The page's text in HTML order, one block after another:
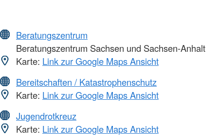
Beratungszentrum
Beratungszentrum Sachsen und Sachsen-Anhalt
Karte: Link zur Google Maps Ansicht
Bereitschaften / Katastrophenschutz
Karte: Link zur Google Maps Ansicht
Jugendrotkreuz
Karte: Link zur Google Maps Ansicht